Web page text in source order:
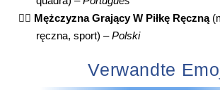
🤾‍♂️ Mężczyzna Grający W Piłkę Ręczną
ręczna, sport) –Polski
Verwandte